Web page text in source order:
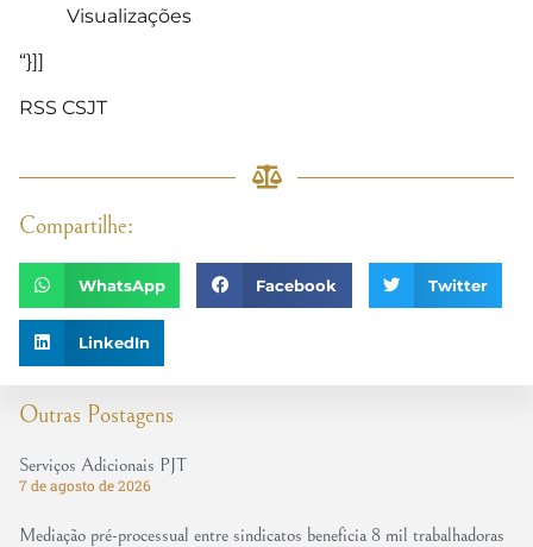
Outras Postagens
Serviços Adicionais PJT
7 de agosto de 2026
Mediação pré-processual entre sindicatos beneficia 8 mil trabalhadoras
Visualizações
“}]]
RSS CSJT
Compartilhe:
WhatsApp Facebook Twitter
LinkedIn